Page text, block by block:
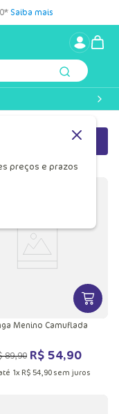
Saiba mais
preços e prazos
DOVER
Menino Camuflada
89,90 R$ 54,90
1x R$ 54,90sem juros